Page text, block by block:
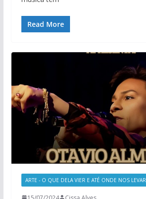
Read More
ARTE - O QUE DELA VIER E ATÉ ONDE NOS LEVAR